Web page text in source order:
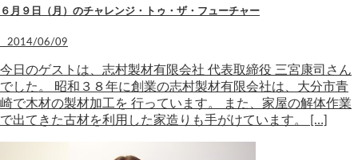
６月９日（月）のチャレンジ・トゥ・ザ・フューチャー
2014/06/09
今日のゲストは、志村製材有限会社 代表取締役 三宮康司さん
でした。 昭和３８年に創業の志村製材有限会社は、大分市青
崎で木材の製材加工を 行っています。 また、家屋の解体作業
で出てきた古材を利用した家造りも手がけています。 […]